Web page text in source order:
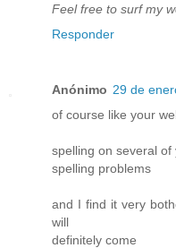
Feel free to surf my
Responder
Anónimo 29 de
of course like your
spelling on several
spelling problems
and I find it very
will
definitely come